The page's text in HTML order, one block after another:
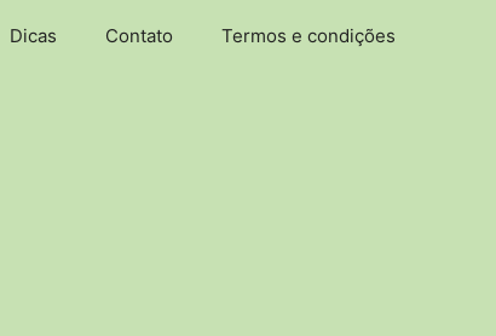
Dicas Contato Termos e condições